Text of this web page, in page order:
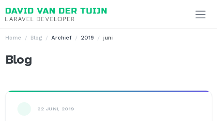
Ga naar inhoud
Home Blog Archief 2019 juni
Blog
22 JUNI, 2019